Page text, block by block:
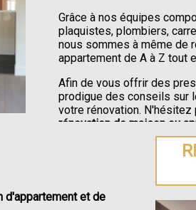
Grâce à nos équipes
plaquistes, plombiers,
nous sommes à même de
appartement de A à Z tout
Afin de vous offrir des
prodigue des conseils sur
votre rénovation. N'hésitez
rénovation de maison ou
d'appartement et de